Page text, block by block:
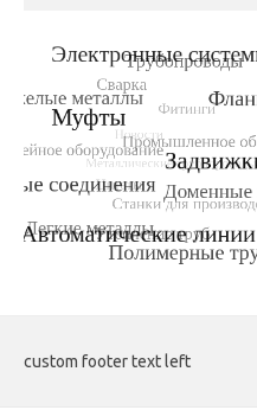
custom footer text left